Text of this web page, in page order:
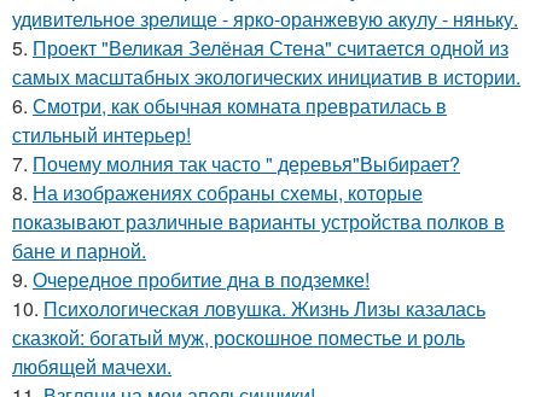
удивительное зрелище - ярко-оранжевую акулу - няньку.
5. Проект "Великая Зелёная Стена" считается одной из
самых масштабных экологических инициатив в истории.
6. Смотри, как обычная комната превратилась в
стильный интерьер!
7. Почему молния так часто " деревья"Выбирает?
8. На изображениях собраны схемы, которые
показывают различные варианты устройства полков в
бане и парной.
9. Очередное пробитие дна в подземке!
10. Психологическая ловушка. Жизнь Лизы казалась
сказкой: богатый муж, роскошное поместье и роль
любящей мачехи.